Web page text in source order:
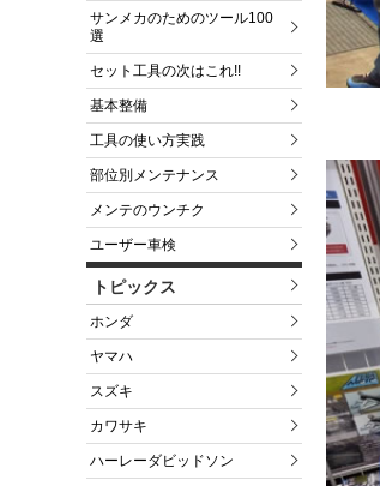
サンメカのためのツール100
選
セット工具の次はこれ!!
基本整備
工具の使い方実践
部位別メンテナンス
メンテのウンチク
ユーザー車検
トピックス
ホンダ
ヤマハ
スズキ
カワサキ
ハーレーダビッドソン